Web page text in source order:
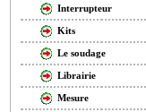
Interrupteur
Kits
Le soudage
Librairie
Mesure